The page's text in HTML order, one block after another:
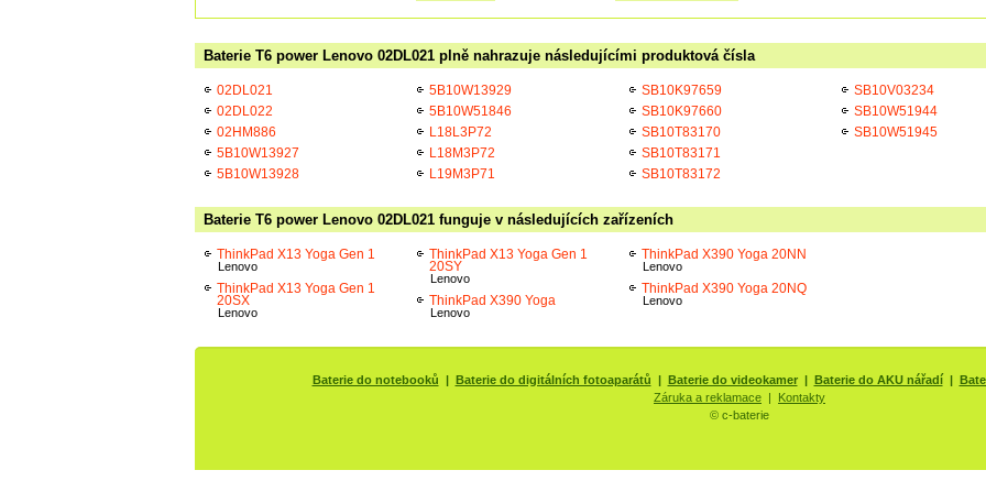
Baterie T6 power Lenovo 02DL021 plně nahrazuje následujícími produktová čísla
02DL021
02DL022
02HM886
5B10W13927
5B10W13928
5B10W13929
5B10W51846
L18L3P72
L18M3P72
L19M3P71
SB10K97659
SB10K97660
SB10T83170
SB10T83171
SB10T83172
SB10V03234
SB10W51944
SB10W51945
Baterie T6 power Lenovo 02DL021 funguje v následujících zařízeních
ThinkPad X13 Yoga Gen 1
Lenovo
ThinkPad X13 Yoga Gen 1
20SX
Lenovo
ThinkPad X13 Yoga Gen 1
20SY
Lenovo
ThinkPad X390 Yoga
Lenovo
ThinkPad X390 Yoga 20NN
Lenovo
ThinkPad X390 Yoga 20NQ
Lenovo
Baterie do notebooků | Baterie do digitálních fotoaparátů | Baterie do videokamer| Baterie do AKU nářadí|
Záruka a reklamace | Kontakty
© c-baterie